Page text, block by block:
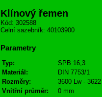
Klínový řemen
Kód: 302588
Celní sazebník: 40103900
Parametry
Typ:
SPB 16,3
Materiál:
DIN 7753/1
Rozměry:
3600 Lw -
Vnitřní průměr:
0 mm